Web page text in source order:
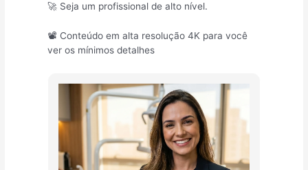
🚀 Seja um profissional de alto nível.
📽️ Conteúdo em alta resolução 4K para você
ver os mínimos detalhes